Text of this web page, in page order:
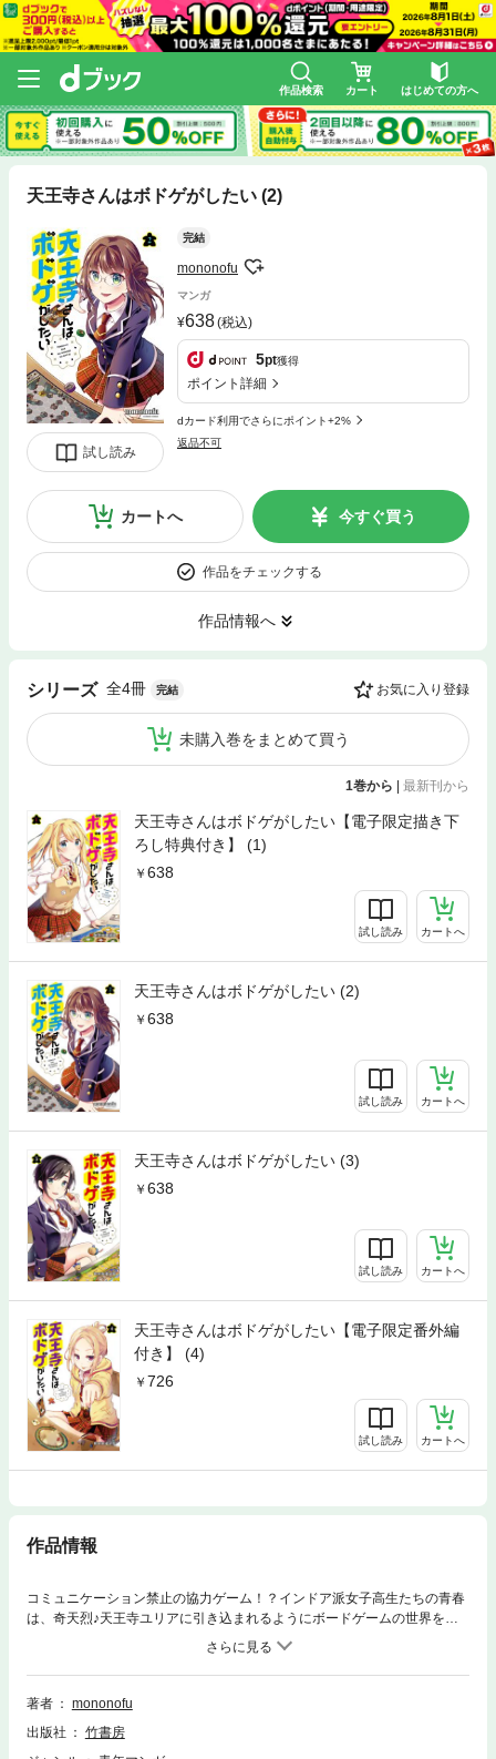
作品検索 カート はじめての方へ
天王寺さんはボドゲがしたい (2)
試し読み
完結
mononofu
マンガ
638(税込)
5pt獲得
ポイント詳細
dカード利用でさらにポイント+2%
返品不可
カートへ 今すぐ買う
作品をチェックする
作品情報へ
シリーズ 全4冊 完結 お気に入り登録
未購入巻をまとめて買う
1巻から | 最新刊から
天王寺さんはボドゲがしたい【電子限定描き下
ろし特典付き】 (1)
638
試し読み カートへ
天王寺さんはボドゲがしたい (2)
638
試し読み カートへ
天王寺さんはボドゲがしたい (3)
638
試し読み カートへ
天王寺さんはボドゲがしたい【電子限定番外編
付き】 (4)
726
試し読み カートへ
作品情報
コミュニケーション禁止の協力ゲーム！？インドア派女子高生たちの青春
は、奇天烈♪天王寺ユリアに引き込まれるようにボードゲームの世界を体
験した南森ゆき。悔しい負けを喫した彼女は、負けん気のせいか、ボード
ゲームが気になってしょうがない！？そこで、ゆきはユリアたちの部活に
参加することになったのだが・・・？「Mr.ジャック」や「ザ・マインド」
を通じてゆきはゲームがもっともっと好きになっていく！★単行本カバー
著者
mononofu
出版社
竹書房